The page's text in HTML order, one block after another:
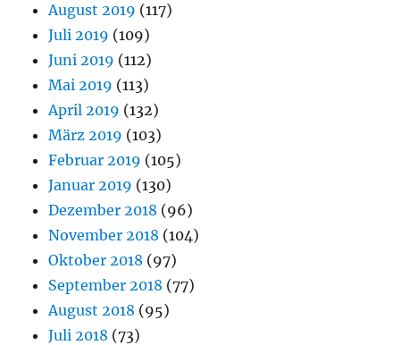
August 2019 (117)
Juli 2019 (109)
Juni 2019 (112)
Mai 2019 (113)
April 2019 (132)
März 2019 (103)
Februar 2019 (105)
Januar 2019 (130)
Dezember 2018 (96)
November 2018 (104)
Oktober 2018 (97)
September 2018 (77)
August 2018 (95)
Juli 2018 (73)